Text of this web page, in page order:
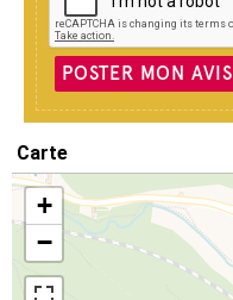
POSTER MON AVIS
Carte
+
−